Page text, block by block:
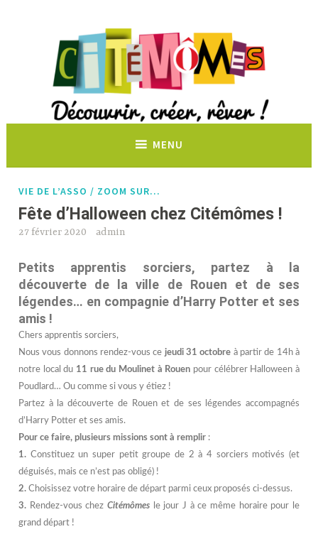
Découvrir, créer, rêver !
MENU
VIE DE L’ASSO / ZOOM SUR…
Fête d’Halloween chez Citémômes !
27 février 2020 admin
Petits apprentis sorciers, partez à la
découverte de la ville de Rouen et de ses
légendes… en compagnie d’Harry Potter et ses
amis !
Chers apprentis sorciers,
Nous vous donnons rendez-vous ce jeudi 31 octobre à partir de 14h à
notre local du 11 rue du Moulinet à Rouen pour célébrer Halloween à
Poudlard… Ou comme si vous y étiez !
Partez à la découverte de Rouen et de ses légendes accompagnés
d’Harry Potter et ses amis.
Pour ce faire, plusieurs missions sont à remplir :
1. Constituez un super petit groupe de 2 à 4 sorciers motivés (et
déguisés, mais ce n’est pas obligé) !
2. Choisissez votre horaire de départ parmi ceux proposés ci-dessus.
3. Rendez-vous chezCitémômes
le jour J à ce même horaire pour le
grand départ !